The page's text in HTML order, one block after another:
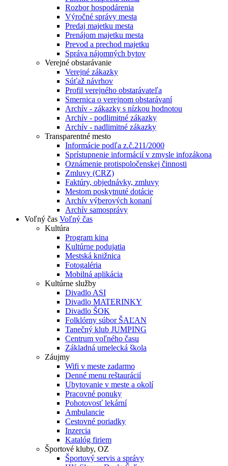
Rozbor hospodárenia
Výročné správy mesta
Predaj majetku mesta
Prenájom majetku mesta
Prevod a prechod majetku
Správa nájomných bytov
Verejné obstarávanie
Verejné zákazky
Súťaž návrhov
Profil verejného obstarávateľa
Smernica o verejnom obstarávaní
Archív - zákazky s nízkou hodnotou
Archív - podlimitné zákazky
Archív - nadlimitné zákazky
Transparentné mesto
Informácie podľa z.č.211/2000
Sprístupnenie informácií v zmysle infozákona
Oznámenie protispoločenskej činnosti
Zmluvy (CRZ)
Faktúry, objednávky, zmluvy
Mestom poskytnuté dotácie
Archív výberových konaní
Archív samosprávy
Voľný čas Voľný čas
Kultúra
Program kina
Kultúrne podujatia
Mestská knižnica
Fotogaléria
Mobilná aplikácia
Kultúrne služby
Divadlo ASI
Divadlo MATERINKY
Divadlo ŠOK
Folklórny súbor ŠAĽAN
Tanečný klub JUMPING
Centrum voľného času
Základná umelecká škola
Záujmy
Wifi v meste zadarmo
Denné menu reštaurácií
Ubytovanie v meste a okolí
Pracovné ponuky
Pohotovosť lekární
Ambulancie
Cestovné poriadky
Inzercia
Katalóg firiem
Športové kluby, OZ
Športový servis a správy